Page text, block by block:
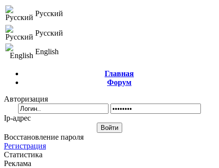
Русский
Русский
English
Главная
Форум
Авторизация
Ip-адрес
Восстановление пароля
Регистрация
Статистика
Реклама